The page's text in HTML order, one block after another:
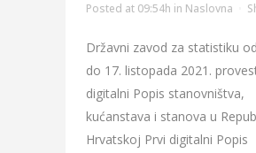
Posted at 09:54h in Naslovna
Državni zavod za statistiku
do 17. listopada 2021.
digitalni Popis stanovništva,
kućanstava i stanova u
Hrvatskoj Prvi digitalni Popis